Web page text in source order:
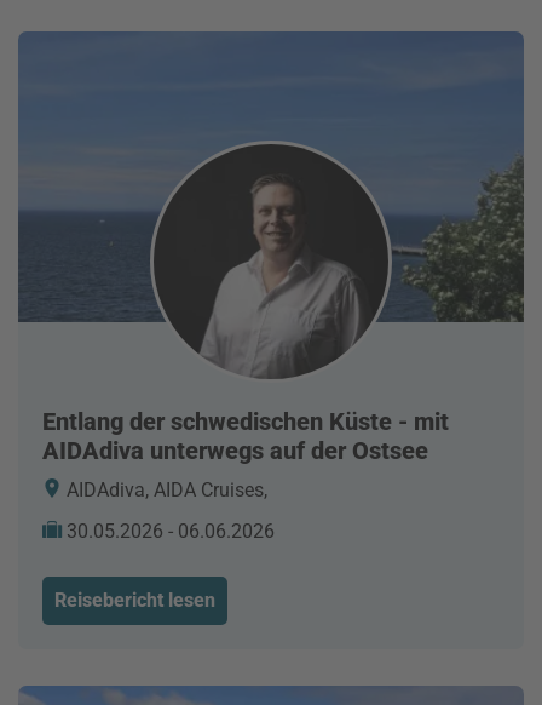
Entlang der schwedischen Küste - mit
AIDAdiva unterwegs auf der Ostsee
AIDAdiva, AIDA Cruises,
30.05.2026 - 06.06.2026
Reisebericht lesen